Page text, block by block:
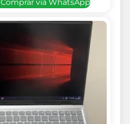
Comprar via WhatsApp